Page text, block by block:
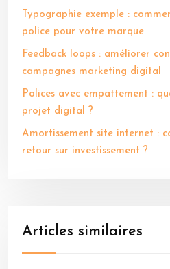
Typographie exemple :
police pour votre marque
Feedback loops : améliorer
campagnes marketing digital
Polices avec empattement :
projet digital ?
Amortissement site internet :
retour sur investissement ?
Articles similaires